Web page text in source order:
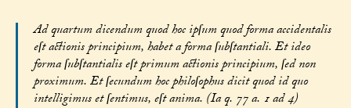
Ad quartum dicendum quod hoc ipſum quod forma accidentalis
eſt actionis principium, habet a forma ſubſtantiali. Et ideo
forma ſubſtantialis eſt primum actionis principium, ſed non
proximum. Et ſecundum hoc philoſophus dicit quod id quo
intelligimus et ſentimus, eſt anima. (Ia q. 77 a. 1 ad 4)